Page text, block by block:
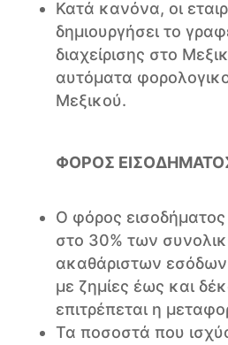
Κατά κανόνα, οι
δημιουργήσει το
διαχείρισης στο
αυτόματα
Μεξικού.
ΦΟΡΟΣ
Ο φόρος εισοδήματος
στο 30% των
ακαθάριστων εσόδων
με ζημίες έως και
επιτρέπεται η
Τα ποσοστά που